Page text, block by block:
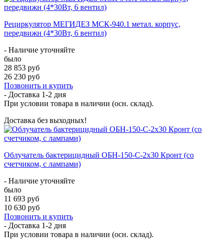
Рециркулятор МЕГИДЕЗ МСК-940.1 метал. корпус,
передвижн (4*30Вт, 6 вентил)
- Наличие уточняйте
было
28 853 руб
26 230 руб
Позвонить и купить
- Доставка 1-2 дня
При условии товара в наличии (осн. склад).
Доставка без выходных!
Облучатель бактерицидный ОБН-150-С-2x30 Кронт (со
счетчиком, с лампами)
- Наличие уточняйте
было
11 693 руб
10 630 руб
Позвонить и купить
- Доставка 1-2 дня
При условии товара в наличии (осн. склад).